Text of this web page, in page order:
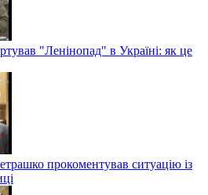
"Ленінопад" в Україні: як це
прокоментував ситуацію із